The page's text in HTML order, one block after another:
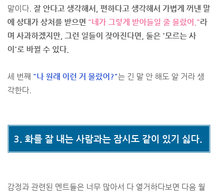
말이다. 잘 안다고 생각해서, 편하다고 생각해서 가볍게 꺼낸 말
에 상대가 상처를 받으면 "네가 그렇게 받아들일 줄 몰랐어."라
며 사과하겠지만, 그런 일들이 잦아진다면, 둘은 '모르는 사
이'로 바뀔 수 있다.
세 번째 "나 원래 이런 거 몰랐어?"는 긴 말 안 해도 알 거라 생
각한다.
3. 화를 잘 내는 사람과는 잠시도 같이 있기 싫다.
감정과 관련된 멘트들은 너무 많아서 다 열거하다보면 다음 월